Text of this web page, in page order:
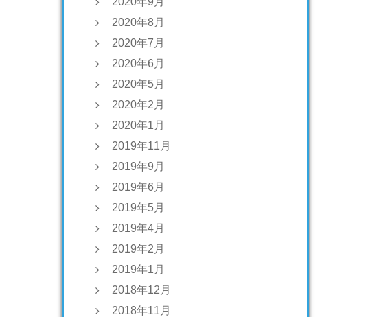
2020年8月
2020年7月
2020年6月
2020年5月
2020年2月
2020年1月
2019年11月
2019年9月
2019年6月
2019年5月
2019年4月
2019年2月
2019年1月
2018年12月
2018年11月